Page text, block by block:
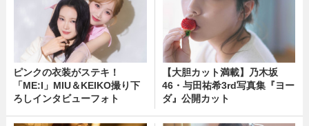
ピンクの衣装がステキ！
「ME:I」MIU＆KEIKO撮り下
ろしインタビューフォト
【大胆カット満載】乃木坂
46・与田祐希3rd写真集『ヨー
ダ』公開カット